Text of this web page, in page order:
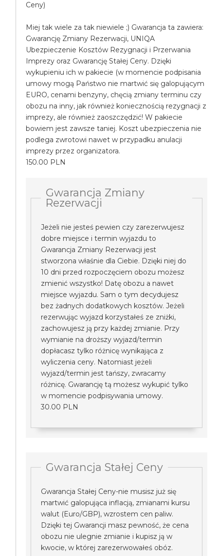
Ceny)
Miej tak wiele za tak niewiele ;) Gwarancja ta zawiera:
Gwarancję Zmiany Rezerwacji, UNIQA
Ubezpieczenie Kosztów Rezygnacji i Przerwania
Imprezy oraz Gwarancję Stałej Ceny. Dzięki
wykupieniu ich w pakiecie (w momencie podpisania
umowy mogą Państwo nie martwić się galopującym
EURO, cenami benzyny, chęcią zmiany terminu czy
obozu na inny, jak również koniecznością rezygnacji z
imprezy, ale również zaoszczędzić! W pakiecie
bowiem jest zawsze taniej. Koszt ubezpieczenia nie
podlega zwrotowi nawet w przypadku anulacji
imprezy przez organizatora.
150.00 PLN
Gwarancja Zmiany
Rezerwacji
Jeżeli nie jesteś pewien czy zarezerwujesz
dobre miejsce i termin wyjazdu to
Gwarancja Zmiany Rezerwacji jest
stworzona właśnie dla Ciebie. Dzięki niej do
10 dni przed rozpoczęciem obozu możesz
zmienić wszystko! Datę obozu a nawet
miejsce wyjazdu. Sam o tym decydujesz
bez żadnych dodatkowych kosztów. Jeżeli
rezerwując wyjazd korzystałeś ze zniżki,
zachowujesz ją przy każdej zmianie. Przy
wymianie na droższy wyjazd/termin
dopłacasz tylko różnicę wynikająca z
wyliczenia ceny. Natomiast jeżeli
wyjazd/termin jest tańszy, zwracamy
różnicę. Gwarancję tą możesz wykupić tylko
w momencie podpisywania umowy.
30.00 PLN
Gwarancja Stałej Ceny
Gwarancja Stałej Ceny-nie musisz już się
martwić galopująca inflacją, zmianami kursu
walut (Euro/GBP), wzrostem cen paliw.
Dzięki tej Gwarancji masz pewność, że cena
obozu nie ulegnie zmianie i kupisz ją w
kwocie, w której zarezerwowałeś obóz.